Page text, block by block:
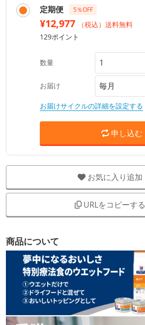
定期便 5％OFF
¥12,977
（税込）送料無料
129ポイント
数量
お届け
お届けサイクルの詳細を設定する
申し込む
お気に入り追加
URLをコピーする
商品について